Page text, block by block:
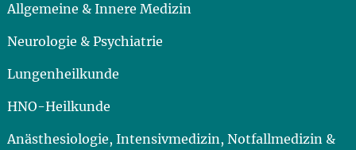
Allgemeine & Innere Medizin
Neurologie & Psychiatrie
Lungenheilkunde
HNO-Heilkunde
Anästhesiologie, Intensivmedizin, Notfallmedizin &